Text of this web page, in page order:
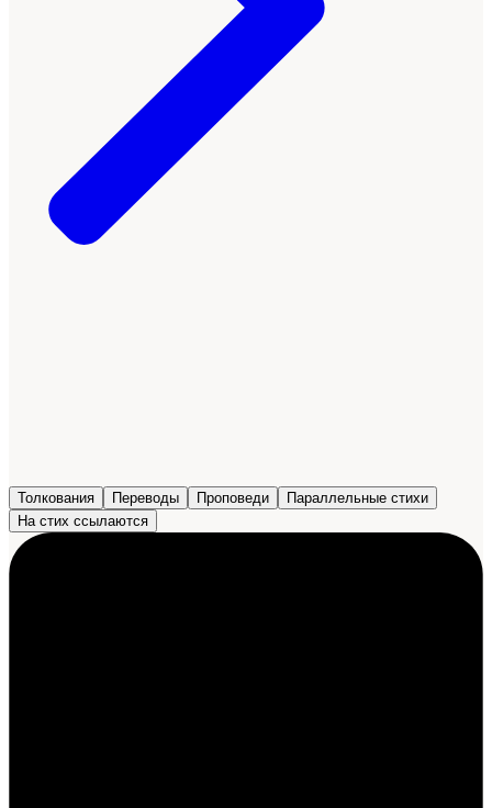
Толкования Переводы Проповеди
Параллельные стихи
На стих ссылаются